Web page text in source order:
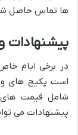
ها تماس حاصل
پیشنهادات
در برخی ایام
است پکیج های
شامل قیمت های
پیشنهادات می